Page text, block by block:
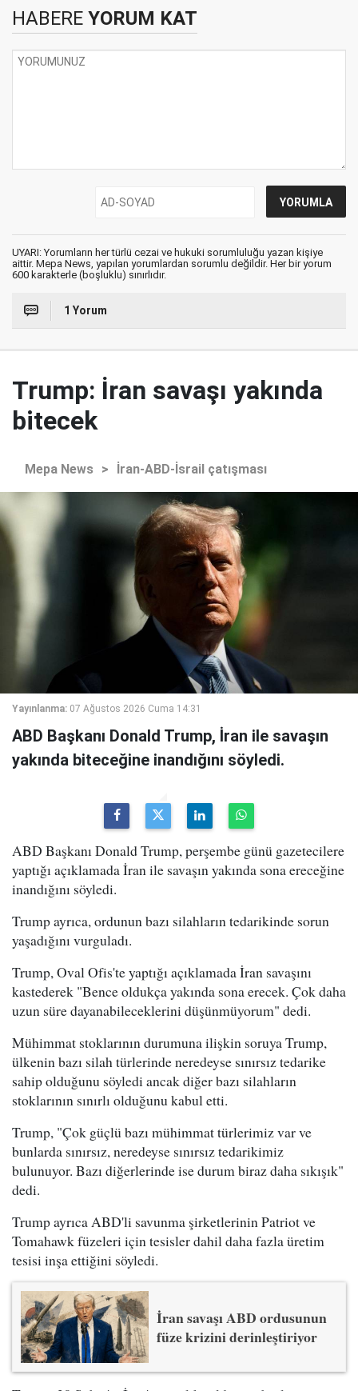
HABERE YORUM KAT
UYARI: Yorumların her türlü cezai ve hukuki sorumluluğu yazan kişiye
aittir. Mepa News, yapılan yorumlardan sorumlu değildir. Her bir yorum
600 karakterle (boşluklu) sınırlıdır.
1 Yorum
Trump: İran savaşı yakında
bitecek
Mepa News > İran-ABD-İsrail çatışması
Yayınlanma: 07 Ağustos 2026 Cuma 14:31
ABD Başkanı Donald Trump, İran ile savaşın
yakında biteceğine inandığını söyledi.
ABD Başkanı Donald Trump, perşembe günü gazetecilere
yaptığı açıklamada İran ile savaşın yakında sona ereceğine
inandığını söyledi.
Trump ayrıca, ordunun bazı silahların tedarikinde sorun
yaşadığını vurguladı.
Trump, Oval Ofis'te yaptığı açıklamada İran savaşını
kastederek "Bence oldukça yakında sona erecek. Çok daha
uzun süre dayanabileceklerini düşünmüyorum" dedi.
Mühimmat stoklarının durumuna ilişkin soruya Trump,
ülkenin bazı silah türlerinde neredeyse sınırsız tedarike
sahip olduğunu söyledi ancak diğer bazı silahların
stoklarının sınırlı olduğunu kabul etti.
Trump, "Çok güçlü bazı mühimmat türlerimiz var ve
bunlarda sınırsız, neredeyse sınırsız tedarikimiz
bulunuyor. Bazı diğerlerinde ise durum biraz daha sıkışık"
dedi.
Trump ayrıca ABD'li savunma şirketlerinin Patriot ve
Tomahawk füzeleri için tesisler dahil daha fazla üretim
tesisi inşa ettiğini söyledi.
İran savaşı ABD ordusunun
füze krizini derinleştiriyor